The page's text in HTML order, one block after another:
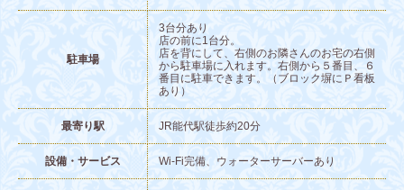
駐車場
3台分あり
店の前に1台分。
店を背にして、右側のお隣さんのお宅の右側
から駐車場に入れます。右側から５番目、６
番目に駐車できます。（ブロック塀にＰ看板
あり）
最寄り駅 JR能代駅徒歩約20分
設備・サービス Wi-Fi完備、ウォーターサーバーあり